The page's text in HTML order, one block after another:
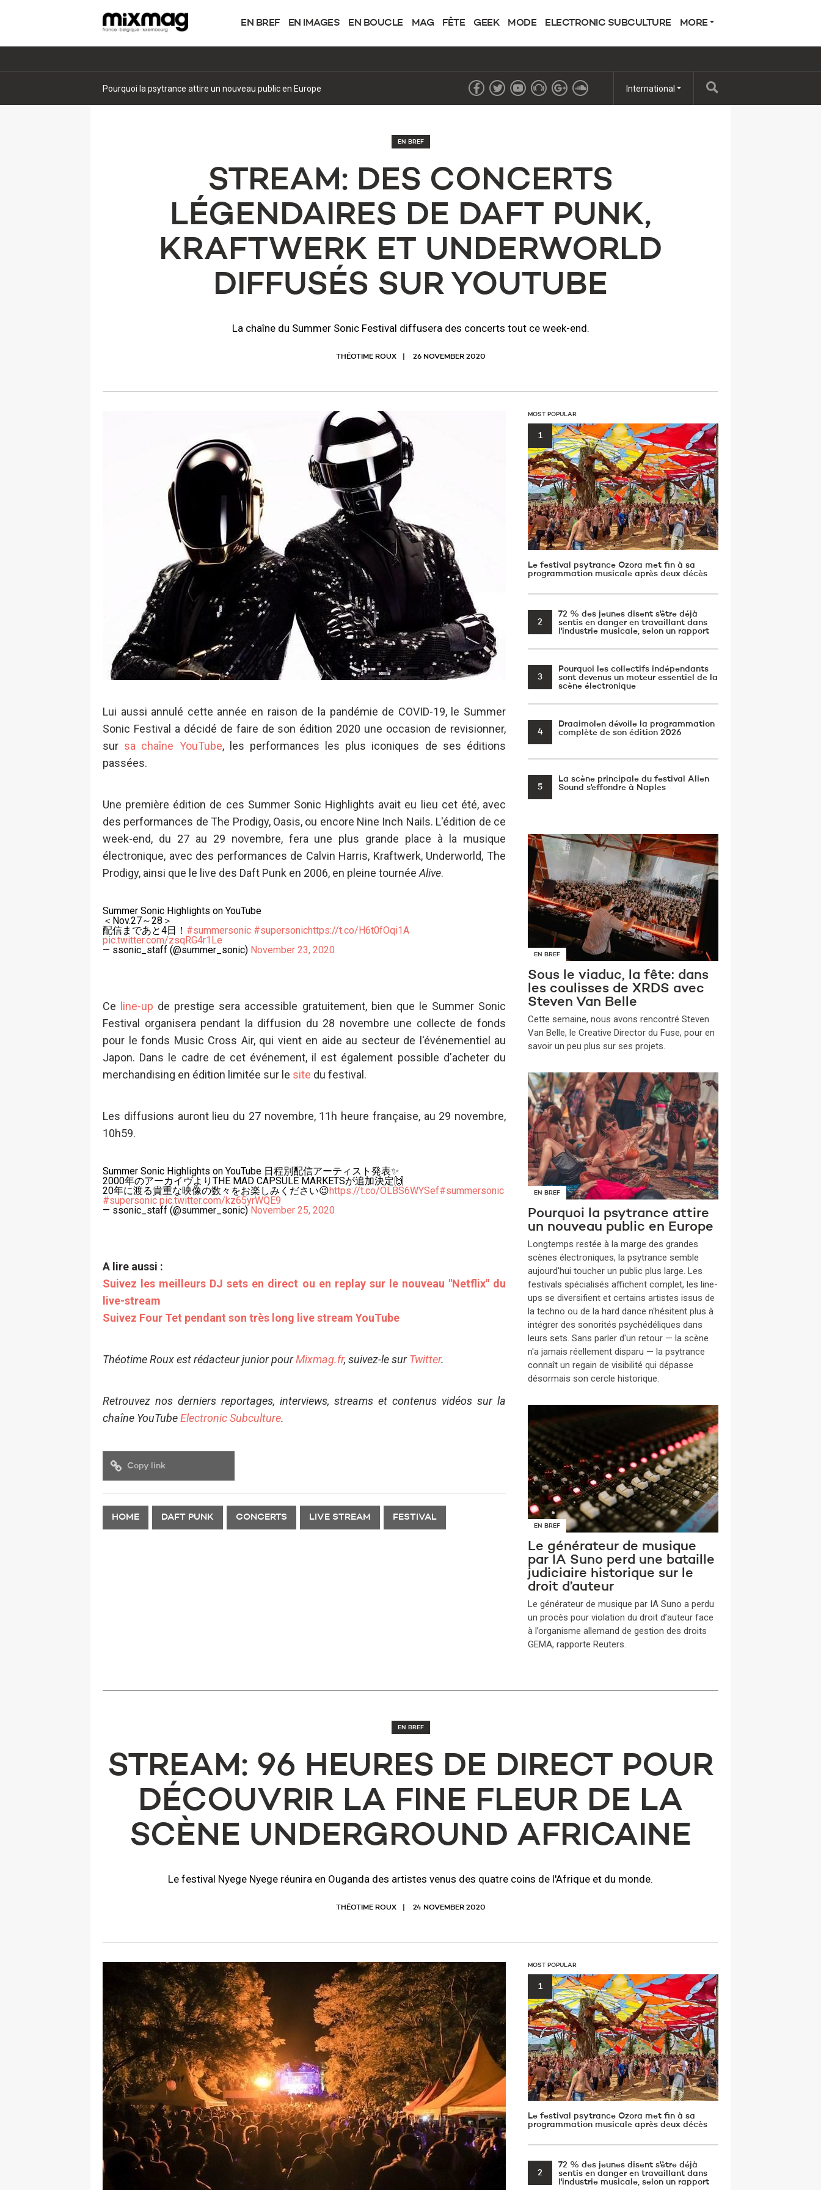
EN BREF EN IMAGES EN BOUCLE MAG FÊTE GEEK MODE ELECTRONIC SUBCULTURE MORE
Pourquoi la psytrance attire un nouveau public en Europe International
EN BREF
STREAM: DES CONCERTS
LÉGENDAIRES DE DAFT PUNK,
KRAFTWERK ET UNDERWORLD
DIFFUSÉS SUR YOUTUBE
La chaîne du Summer Sonic Festival diffusera des concerts tout ce week-end.
THÉOTIME ROUX 26 NOVEMBER 2020
Lui aussi annulé cette année en raison de la pandémie de COVID-19, le Summer
Sonic Festival a décidé de faire de son édition 2020 une occasion de revisionner,
sur sa chaîne YouTube, les performances les plus iconiques de ses éditions
passées.
Une première édition de ces Summer Sonic Highlights avait eu lieu cet été, avec
des performances de The Prodigy, Oasis, ou encore Nine Inch Nails. L'édition de ce
week-end, du 27 au 29 novembre, fera une plus grande place à la musique
électronique, avec des performances de Calvin Harris, Kraftwerk, Underworld, The
Prodigy, ainsi que le live des Daft Punk en 2006, en pleine tournée Alive.
Summer Sonic Highlights on YouTube
＜Nov.27～28＞
配信まであと4日！ #summersonic #supersonichttps://t.co/H6t0fOqi1A
pic.twitter.com/zsqRG4r1Le
— ssonic_staff (@summer_sonic) November 23, 2020
Ce line-up de prestige sera accessible gratuitement, bien que le Summer Sonic
Festival organisera pendant la diffusion du 28 novembre une collecte de fonds
pour le fonds Music Cross Air, qui vient en aide au secteur de l'événementiel au
Japon. Dans le cadre de cet événement, il est également possible d'acheter du
merchandising en édition limitée sur le site du festival.
Les diffusions auront lieu du 27 novembre, 11h heure française, au 29 novembre,
10h59.
Summer Sonic Highlights on YouTube 日程別配信アーティスト発表✨
2000年のアーカイヴよりTHE MAD CAPSULE MARKETSが追加決定🙌
20年に渡る貴重な映像の数々をお楽しみください😉https://t.co/OLBS6WYSef#summersonic
#supersonic pic.twitter.com/kz65yrWQE9
— ssonic_staff (@summer_sonic) November 25, 2020
A lire aussi :
Suivez les meilleurs DJ sets en direct ou en replay sur le nouveau "Netflix" du
live-stream
Suivez Four Tet pendant son très long live stream YouTube
Théotime Roux est rédacteur junior pourMixmag.fr, suivez-le surTwitter.
Retrouvez nos derniers reportages, interviews, streams et contenus vidéos sur la
chaîne YouTubeElectronic Subculture.
Copy link
HOME DAFT PUNK CONCERTS LIVE STREAM FESTIVAL
MOST POPULAR
1
Le festival psytrance Ozora met fin à sa
programmation musicale après deux décès
2
72 % des jeunes disent s'être déjà
sentis en danger en travaillant dans
l'industrie musicale, selon un rapport
3
Pourquoi les collectifs indépendants
sont devenus un moteur essentiel de la
scène électronique
4
Draaimolen dévoile la programmation
complète de son édition 2026
5
La scène principale du festival Alien
Sound s'effondre à Naples
EN BREF
Sous le viaduc, la fête: dans
les coulisses de XRDS avec
Steven Van Belle
​Cette semaine, nous avons rencontré Steven
Van Belle, le Creative Director du Fuse, pour en
savoir un peu plus sur ses projets.
EN BREF
Pourquoi la psytrance attire
un nouveau public en Europe
​Longtemps restée à la marge des grandes
scènes électroniques, la psytrance semble
aujourd'hui toucher un public plus large. Les
festivals spécialisés affichent complet, les line-
ups se diversifient et certains artistes issus de
la techno ou de la hard dance n'hésitent plus à
intégrer des sonorités psychédéliques dans
leurs sets. Sans parler d'un retour — la scène
n'a jamais réellement disparu — la psytrance
connaît un regain de visibilité qui dépasse
désormais son cercle historique.
EN BREF
Le générateur de musique
par IA Suno perd une bataille
judiciaire historique sur le
droit d’auteur
Le générateur de musique par IA Suno a perdu
un procès pour violation du droit d’auteur face
à l’organisme allemand de gestion des droits
GEMA, rapporte Reuters.
EN BREF
STREAM: 96 HEURES DE DIRECT POUR
DÉCOUVRIR LA FINE FLEUR DE LA
SCÈNE UNDERGROUND AFRICAINE
Le festival Nyege Nyege réunira en Ouganda des artistes venus des quatre coins de l'Afrique et du monde.
THÉOTIME ROUX 24 NOVEMBER 2020
MOST POPULAR
1
Le festival psytrance Ozora met fin à sa
programmation musicale après deux décès
2
72 % des jeunes disent s'être déjà
sentis en danger en travaillant dans
l'industrie musicale, selon un rapport